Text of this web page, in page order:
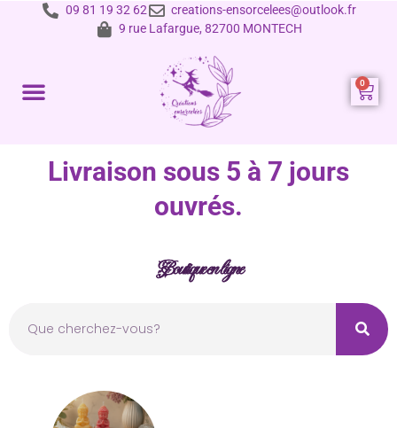
09 81 19 32 62
creations-ensorcelees@outlook.fr
9 rue Lafargue, 82700 MONTECH
Livraison sous 5 à 7 jours
ouvrés.
Boutique en ligne